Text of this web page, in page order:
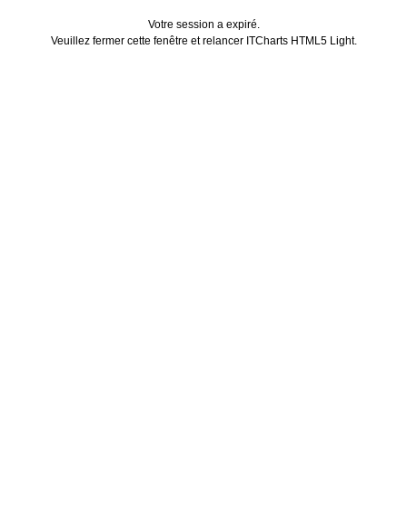
Votre session a expiré.
Veuillez fermer cette fenêtre et relancer ITCharts HTML5 Light.